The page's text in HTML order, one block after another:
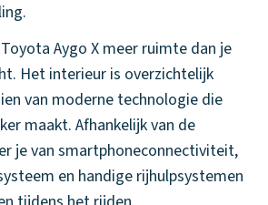
Aygo X meer ruimte dan je
Het interieur is overzichtelijk
van moderne technologie die
maakt. Afhankelijk van de
je van smartphoneconnectiviteit,
en handige rijhulpsystemen